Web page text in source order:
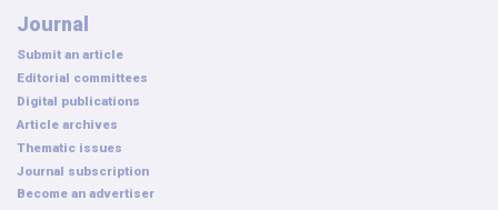
Journal
Submit an article
Editorial committees
Digital publications
Article archives
Thematic issues
Journal subscription
Become an advertiser